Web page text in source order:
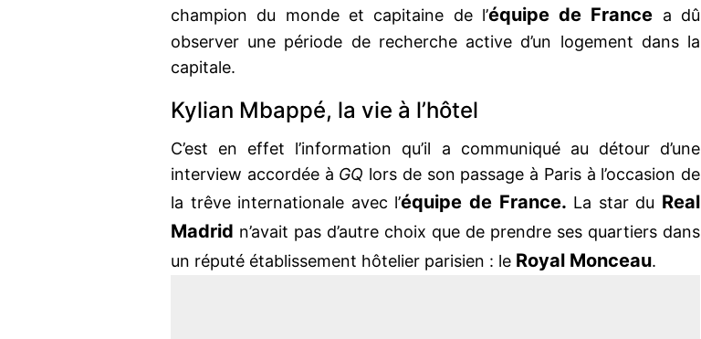
champion du monde et capitaine de l’équipe de France a dû
observer une période de recherche active d’un logement dans la
capitale.
Kylian Mbappé, la vie à l’hôtel
C’est en effet l’information qu’il a communiqué au détour d’une
interview accordée à GQ lors de son passage à Paris à l’occasion de
la trêve internationale avec l’équipe de France. La star du Real
Madrid n’avait pas d’autre choix que de prendre ses quartiers dans
un réputé établissement hôtelier parisien : le Royal Monceau.